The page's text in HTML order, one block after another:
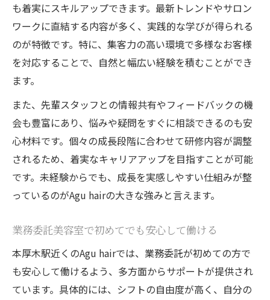
も着実にスキルアップできます。最新トレンドやサロン
ワークに直結する内容が多く、実践的な学びが得られる
のが特徴です。特に、集客力の高い環境で多様なお客様
を対応することで、自然と幅広い経験を積むことができ
ます。
また、先輩スタッフとの情報共有やフィードバックの機
会も豊富にあり、悩みや疑問をすぐに相談できるのも安
心材料です。個々の成長段階に合わせて研修内容が調整
されるため、着実なキャリアアップを目指すことが可能
です。未経験からでも、成長を実感しやすい仕組みが整
っているのがAgu hairの大きな強みと言えます。
業務委託美容室で初めてでも安心して働ける
本厚木駅近くのAgu hairでは、業務委託が初めての方で
も安心して働けるよう、多方面からサポートが提供され
ています。具体的には、シフトの自由度が高く、自分の